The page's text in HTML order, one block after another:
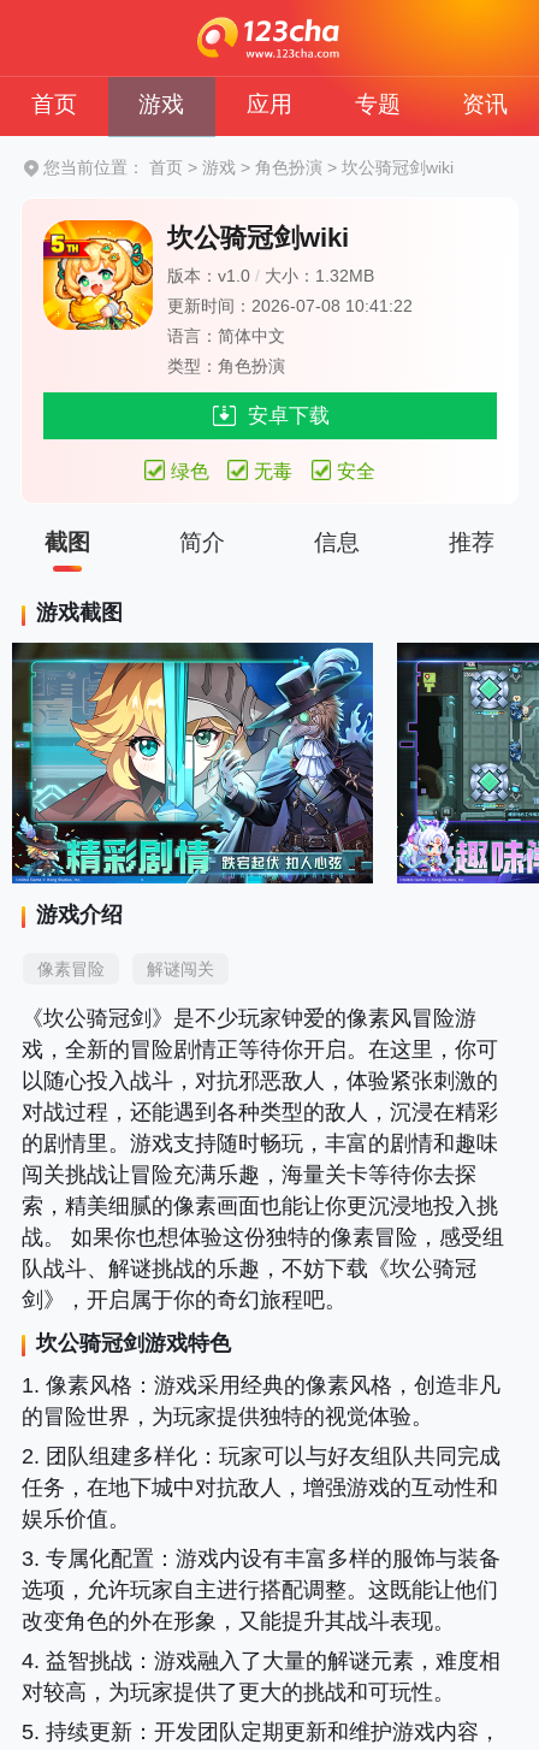
首页 游戏 应用 专题 资讯
您当前位置： 首页 > 游戏 > 角色扮演 >坎公骑冠剑wiki
坎公骑冠剑wiki
版本：v1.0/ 大小：1.32MB
更新时间：2026-07-08 10:41:22
语言：简体中文
类型：角色扮演
安卓下载
绿色 无毒 安全
截图 简介 信息 推荐
游戏截图
游戏介绍
像素冒险 解谜闯关
《坎公骑冠剑》是不少玩家钟爱的像素风冒险游
戏，全新的冒险剧情正等待你开启。在这里，你可
以随心投入战斗，对抗邪恶敌人，体验紧张刺激的
对战过程，还能遇到各种类型的敌人，沉浸在精彩
的剧情里。游戏支持随时畅玩，丰富的剧情和趣味
闯关挑战让冒险充满乐趣，海量关卡等待你去探
索，精美细腻的像素画面也能让你更沉浸地投入挑
战。 如果你也想体验这份独特的像素冒险，感受组
队战斗、解谜挑战的乐趣，不妨下载《坎公骑冠
剑》，开启属于你的奇幻旅程吧。
坎公骑冠剑游戏特色
1. 像素风格 ：游戏采用经典的像素风格，创造非凡
的冒险世界，为玩家提供独特的视觉体验。
2. 团队组建多样化：玩家可以与好友组队共同完成
任务，在地下城中对抗敌人，增强游戏的互动性和
娱乐价值。
3. 专属化配置 ：游戏内设有丰富多样的服饰与装备
选项，允许玩家自主进行搭配调整。这既能让他们
改变角色的外在形象，又能提升其战斗表现。
4. 益智挑战：游戏融入了大量的解谜元素，难度相
对较高，为玩家提供了更大的挑战和可玩性。
5. 持续更新：开发团队定期更新和维护游戏内容，